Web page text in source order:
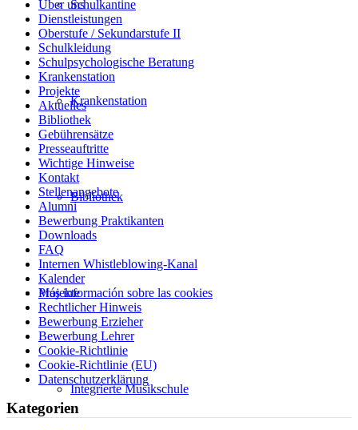
Schulkantine
Krankenstation
Bibliothek
Projekte
Integrierte Musikschule
Über uns
Dienstleistungen
Oberstufe / Sekundarstufe II
Schulkleidung
Schulpsychologische Beratung
Krankenstation
Projekte
Aktuelles
Bibliothek
Gebührensätze
Presseauftritte
Wichtige Hinweise
Kontakt
Stellenangebote
Alumni
Bewerbung Praktikanten
Downloads
FAQ
Internen Whistleblowing-Kanal
Kalender
Más información sobre las cookies
Rechtlicher Hinweis
Bewerbung Erzieher
Bewerbung Lehrer
Cookie-Richtlinie
Cookie-Richtlinie (EU)
Datenschutzerklärung
Kategorien